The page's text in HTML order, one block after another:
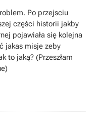
Po przejsciu
części historii jakby
pojawiała się kolejna
jakas misje zeby
to jaką? (Przeszłam